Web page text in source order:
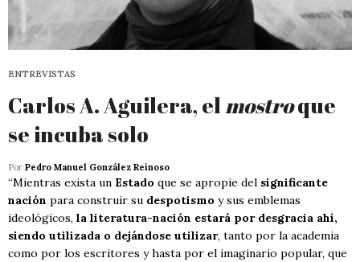
ENTREVISTAS
Carlos A. Aguilera, elmostroque
se incuba solo
Por Pedro Manuel González Reinoso
“Mientras exista un Estado que se apropie del significante
nación para construir su despotismo y sus emblemas
ideológicos, la literatura-nación estará por desgracia ahí,
siendo utilizada o dejándose utilizar, tanto por la academia
como por los escritores y hasta por el imaginario popular, que